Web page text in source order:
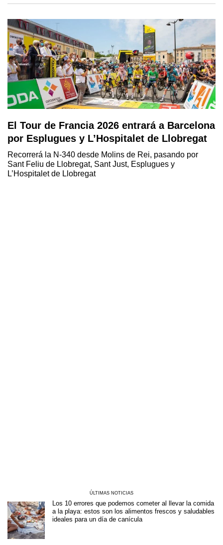
El Tour de Francia 2026 entrará a Barcelona
por Esplugues y L’Hospitalet de Llobregat
Recorrerá la N-340 desde Molins de Rei, pasando por
Sant Feliu de Llobregat, Sant Just, Esplugues y
L’Hospitalet de Llobregat
ÚLTIMAS NOTICIAS
Los 10 errores que podemos cometer al llevar la comida
a la playa: estos son los alimentos frescos y saludables
ideales para un día de canícula